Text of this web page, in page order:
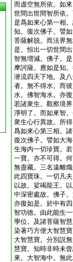
而虚空無所依。如
世間出世間智所依
是爲如來心第一相
知。復次佛子。譬
菩薩解脱。而法界
是。恒出一切世間
智無増減。佛子。
摩訶薩。應如是知
潜流四天下地。及
者。無不得水。而
水。佛智海水。亦
若諸衆生。觀察境
淨明了。而如來智
衆生心行異故。所
爲如來心第三相。
復次佛子。譬如大
生海内一切珍寶。
一寶。亦不可得。
無盡藏。三名遠離
此四寶珠。一切凡
以故。娑竭龍王。
中深密處故。佛子
亦復如是。於中有
智功徳。由此能生
學位。及諸菩薩智
染著巧方便大智慧
大智慧寶。分別説
慧寶。知時非時未
來。大智海中。無